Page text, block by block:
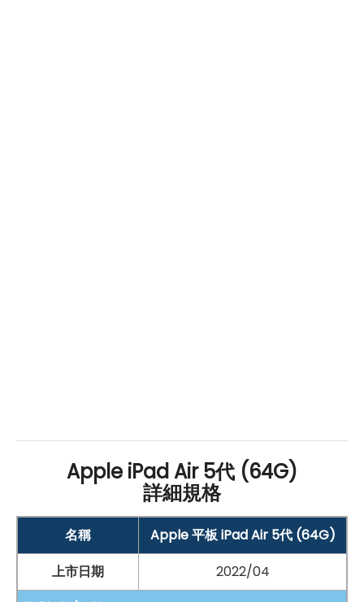
戰手機市場最低價，保證原廠公司貨，還送千元尊榮卡及
好禮抽獎卷，續約/攜碼再享高額折扣！此外在台灣有超過
，一間購買連鎖服務，一次購買終生服務，售後
免擔心購買有保障，買手機來傑昇好節省！
Apple iPad Air 5代 (64G)
詳細規格
名稱
Apple 平板 iPad Air 5代 (64G)
上市日期
2022/04